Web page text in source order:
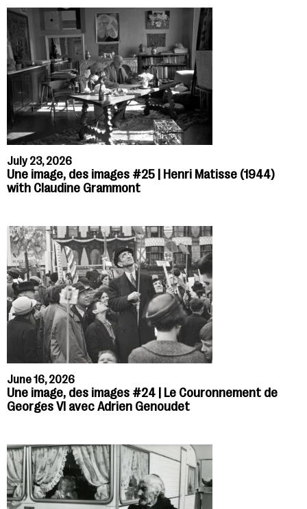
July 23, 2026
Une image, des images #25 | Henri Matisse (1944)
with Claudine Grammont
June 16, 2026
Une image, des images #24 | Le Couronnement de
Georges VI avec Adrien Genoudet